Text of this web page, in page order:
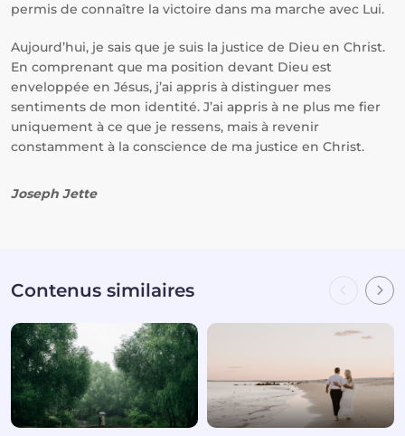
permis de connaître la victoire dans ma marche avec Lui.
Aujourd’hui, je sais que je suis la justice de Dieu en Christ.
En comprenant que ma position devant Dieu est
enveloppée en Jésus, j’ai appris à distinguer mes
sentiments de mon identité. J’ai appris à ne plus me fier
uniquement à ce que je ressens, mais à revenir
constamment à la conscience de ma justice en Christ.
Joseph Jette
Contenus similaires